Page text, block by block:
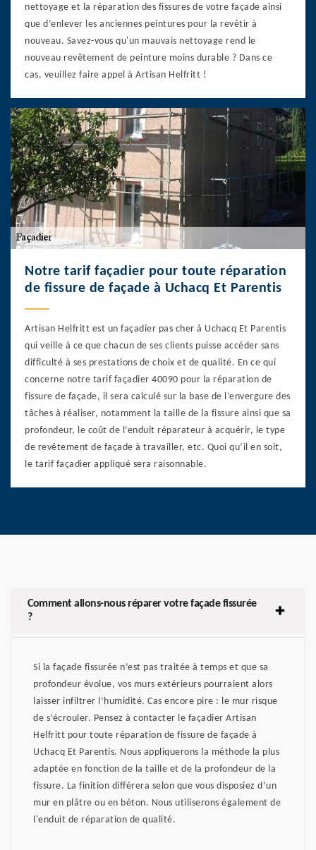
nettoyage et la réparation des fissures de votre façade ainsi
que d’enlever les anciennes peintures pour la revêtir à
nouveau. Savez-vous qu'un mauvais nettoyage rend le
nouveau revêtement de peinture moins durable ? Dans ce
cas, veuillez faire appel à Artisan Helfritt !
Notre tarif façadier pour toute réparation
de fissure de façade à Uchacq Et Parentis
Artisan Helfritt est un façadier pas cher à Uchacq Et Parentis
qui veille à ce que chacun de ses clients puisse accéder sans
difficulté à ses prestations de choix et de qualité. En ce qui
concerne notre tarif façadier 40090 pour la réparation de
fissure de façade, il sera calculé sur la base de l’envergure des
tâches à réaliser, notamment la taille de la fissure ainsi que sa
profondeur, le coût de l’enduit réparateur à acquérir, le type
de revêtement de façade à travailler, etc. Quoi qu’il en soit,
le tarif façadier appliqué sera raisonnable.
Comment allons-nous réparer votre façade fissurée
?
Si la façade fissurée n’est pas traitée à temps et que sa
profondeur évolue, vos murs extérieurs pourraient alors
laisser infiltrer l’humidité. Cas encore pire : le mur risque
de s’écrouler. Pensez à contacter le façadier Artisan
Helfritt pour toute réparation de fissure de façade à
Uchacq Et Parentis. Nous appliquerons la méthode la plus
adaptée en fonction de la taille et de la profondeur de la
fissure. La finition différera selon que vous disposiez d’un
mur en plâtre ou en béton. Nous utiliserons également de
l'enduit de réparation de qualité.